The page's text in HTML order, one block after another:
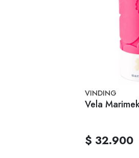
VINDING
Vela
$ 32.900